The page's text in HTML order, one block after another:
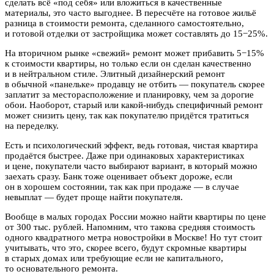
сделать всё «под себя» или вложиться в качественные
материалы, это часто выгоднее. В пересчёте на готовое жильё
разница в стоимости ремонта, сделанного самостоятельно,
и готовой отделки от застройщика может составлять до 15−25%.
На вторичном рынке «свежий» ремонт может прибавить 5−15%
к стоимости квартиры, но только если он сделан качественно
и в нейтральном стиле. Элитный дизайнерский ремонт
в обычной «панельке» продавцу не отбить — покупатель скорее
заплатит за месторасположение и планировку, чем за дорогие
обои. Наоборот, старый или какой-нибудь специфичный ремонт
может снизить цену, так как покупателю придётся тратиться
на переделку.
Есть и психологический эффект, ведь готовая, чистая квартира
продаётся быстрее. Даже при одинаковых характеристиках
и цене, покупатели часто выбирают вариант, в который можно
заехать сразу. Банк тоже оценивает объект дороже, если
он в хорошем состоянии, так как при продаже — в случае
невыплат — будет проще найти покупателя.
Вообще в малых городах России можно найти квартиры по цене
от 300 тыс. рублей. Напомним, что такова средняя стоимость
одного квадратного метра новостройки в Москве! Но тут стоит
учитывать, что это, скорее всего, будут скромные квартиры
в старых домах или требующие если не капитального,
то основательного ремонта.